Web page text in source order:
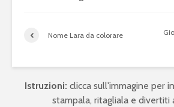
Nome Lara da colorare
Istruzioni: clicca sull'immagine per
stampala, ritagliala e divertiti